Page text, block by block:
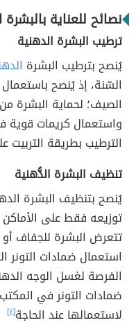
نصائح للعناية بالبشرة
ترطيب البشرة الدهنية
يُنصح بترطيب البشرة
السّنة، إذ يُنصح
الصيف؛ لحماية البشرة من
واستعمال كريمات
الترطيب بطريقة التربيت
تنظيف البشرة الدُّهنية
يُنصح بتنظيف البشرة
توزيعه فقط على
تتعرض البشرة للجفاف أو
استعمال ضمادات
الفرصة لغسل الوجه
ضمادات التونر في
لاستعمالها عند الحاجة[٤]